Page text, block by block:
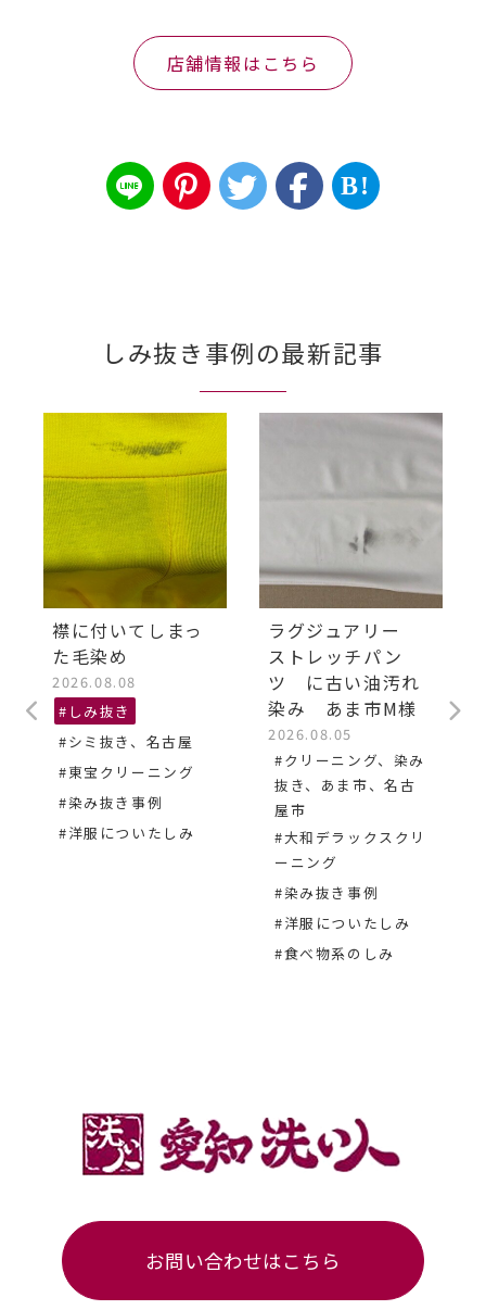
店舗情報はこちら
B!
しみ抜き事例の最新記事
襟に付いてしまっ
た毛染め
2026.08.08
#しみ抜き
#シミ抜き、名古屋
#東宝クリーニング
#染み抜き事例
#洋服についたしみ
ラグジュアリー
ストレッチパン
ツ に古い油汚れ
染み あま市M様
2026.08.05
#クリーニング、染み
抜き、あま市、名古
屋市
#大和デラックスクリ
ーニング
#染み抜き事例
#洋服についたしみ
#食べ物系のしみ
お問い合わせはこちら